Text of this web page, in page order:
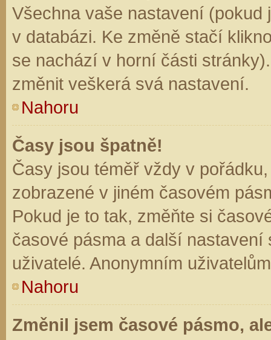
Všechna vaše nastavení (pokud
v databázi. Ke změně stačí
se nachází v horní části
změnit veškerá svá nastavení.
Nahoru
Časy jsou špatně!
Časy jsou téměř vždy v
zobrazené v jiném časovém
Pokud je to tak, změňte si
časové pásma a další
uživatelé. Anonymním
Nahoru
Změnil jsem časové pásmo,